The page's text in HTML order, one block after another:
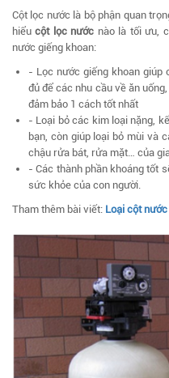
Cột lọc nước là bộ phận quan
hiểucột lọc nước nào là tối ưu,
nước giếng khoan:
- Lọc nước giếng khoan giúp
đủ để các nhu cầu về ăn
đảm bảo 1 cách tốt nhất
- Loại bỏ các kim loại nặng,
bạn, còn giúp loại bỏ mùi và
chậu rửa bát, rửa mặt… của
- Các thành phần khoáng tốt
sức khỏe của con người.
Tham thêm bài viết: Loại cột